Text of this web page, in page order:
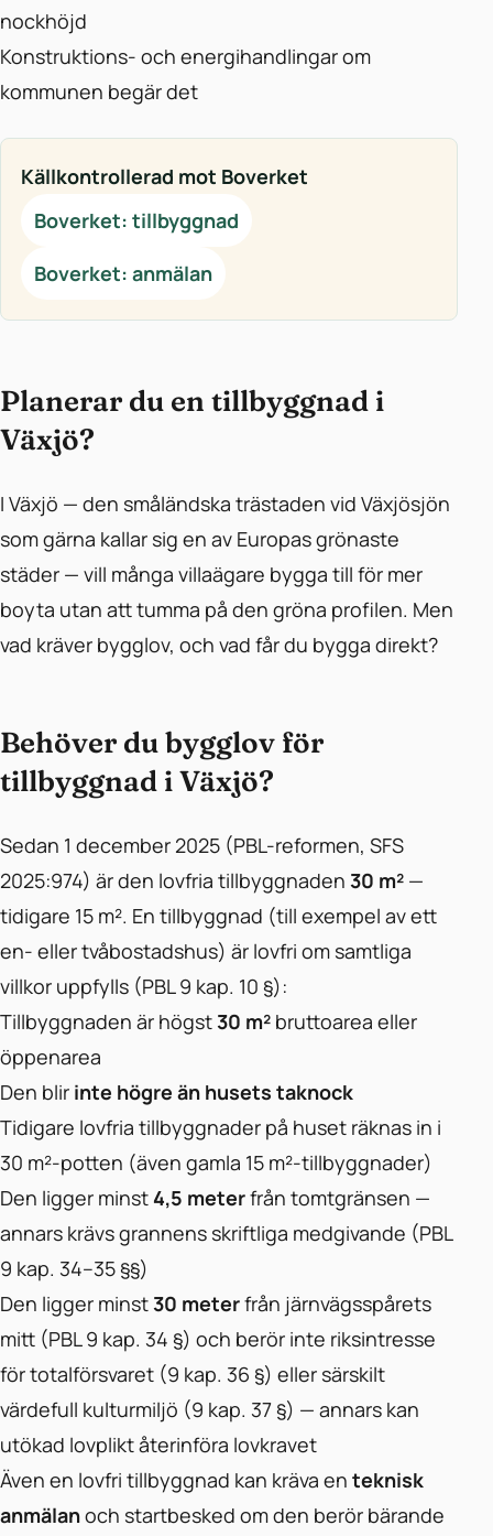
nockhöjd
Konstruktions- och energihandlingar om
kommunen begär det
Källkontrollerad mot Boverket
Boverket: tillbyggnad
Boverket: anmälan
Planerar du en tillbyggnad i
Växjö?
I Växjö — den småländska trästaden vid Växjösjön
som gärna kallar sig en av Europas grönaste
städer — vill många villaägare bygga till för mer
boyta utan att tumma på den gröna profilen. Men
vad kräver bygglov, och vad får du bygga direkt?
Behöver du bygglov för
tillbyggnad i Växjö?
Sedan 1 december 2025 (PBL-reformen, SFS
2025:974) är den lovfria tillbyggnaden 30 m² —
tidigare 15 m². En tillbyggnad (till exempel av ett
en- eller tvåbostadshus) är lovfri om samtliga
villkor uppfylls (PBL 9 kap. 10 §):
Tillbyggnaden är högst30 m² bruttoarea eller
öppenarea
Den blir inte högre än husets taknock
Tidigare lovfria tillbyggnader på huset räknas in i
30 m²-potten (även gamla 15 m²-tillbyggnader)
Den ligger minst 4,5 meterfrån tomtgränsen —
annars krävs grannens skriftliga medgivande (PBL
9 kap. 34–35 §§)
Den ligger minst30 meterfrån järnvägsspårets
mitt (PBL 9 kap. 34 §) och berör inte riksintresse
för totalförsvaret (9 kap. 36 §) eller särskilt
värdefull kulturmiljö (9 kap. 37 §) — annars kan
utökad lovplikt återinföra lovkravet
Även en lovfri tillbyggnad kan kräva en teknisk
anmälanoch startbesked om den berör bärande